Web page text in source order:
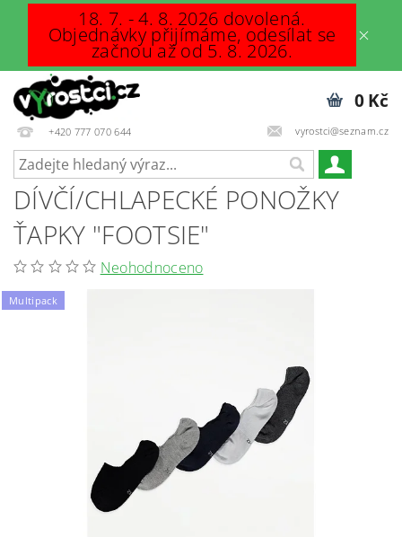
18. 7. - 4. 8. 2026 dovolená.
Objednávky přijímáme, odesílat se
začnou až od 5. 8. 2026.
+420 777 070 644 vyrostci@seznam.cz
0 Kč
DÍVČÍ/CHLAPECKÉ PONOŽKY
ŤAPKY "FOOTSIE"
Neohodnoceno
Multipack